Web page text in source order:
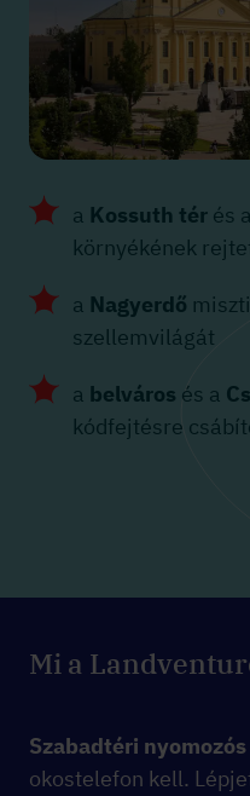
a Kossuth tér és
környékének
a Nagyerdő
szellemvilágát
a belváros és a
kódfejtésre
Mi a
Szabadtéri
okostelefon kell.